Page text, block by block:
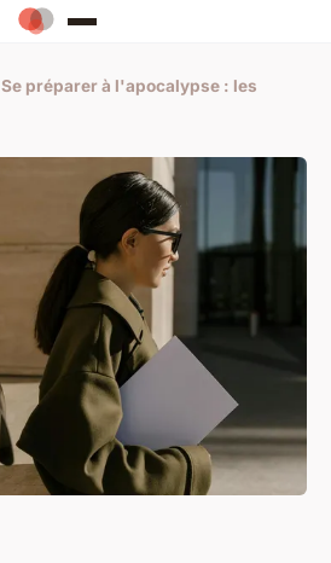
Se préparer à l'apocalypse : les